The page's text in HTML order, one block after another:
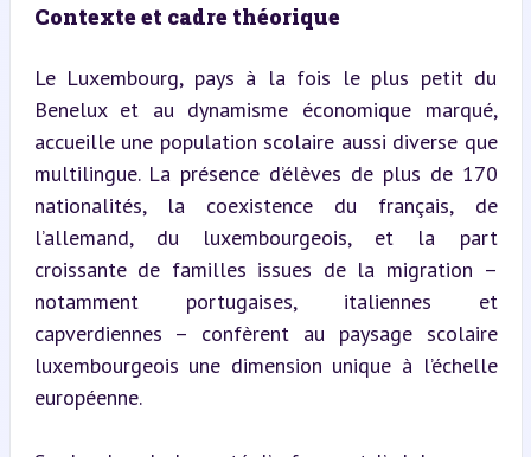
Contexte et cadre théorique
Le Luxembourg, pays à la fois le plus petit du
Benelux et au dynamisme économique marqué,
accueille une population scolaire aussi diverse que
multilingue. La présence d’élèves de plus de 170
nationalités, la coexistence du français, de
l’allemand, du luxembourgeois, et la part
croissante de familles issues de la migration –
notamment portugaises, italiennes et
capverdiennes – confèrent au paysage scolaire
luxembourgeois une dimension unique à l’échelle
européenne.